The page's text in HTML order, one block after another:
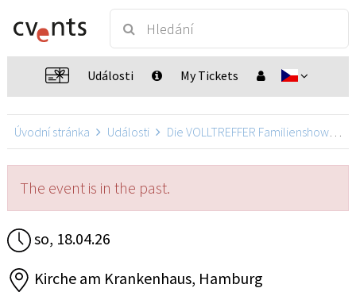
Události My Tickets
Úvodní stránka Události Die VOLLTREFFER Familienshow mit Daniel Kallauch
The event is in the past.
so, 18.04.26
Kirche am Krankenhaus, Hamburg